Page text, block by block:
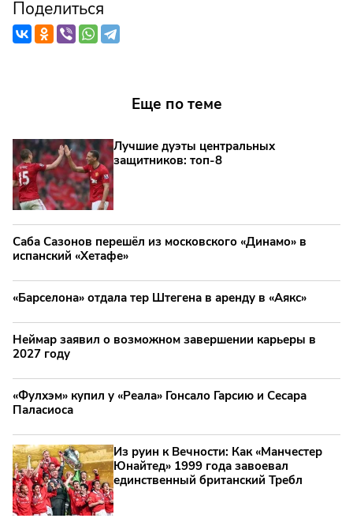
Поделиться
Еще по теме
Лучшие дуэты центральных
защитников: топ‑8
Саба Сазонов перешёл из московского «Динамо» в
испанский «Хетафе»
«Барселона» отдала тер Штегена в аренду в «Аякс»
Неймар заявил о возможном завершении карьеры в
2027 году
«Фулхэм» купил у «Реала» Гонсало Гарсию и Сесара
Паласиоса
Из руин к Вечности: Как «Манчестер
Юнайтед» 1999 года завоевал
единственный британский Требл